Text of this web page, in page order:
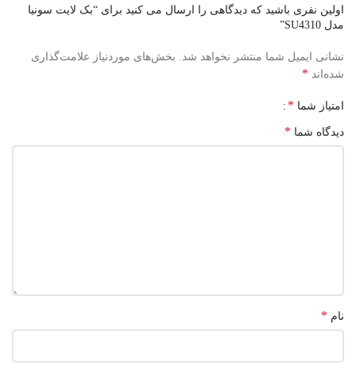
اولین نفری باشید که دیدگاهی را ارسال می کنید برای “بک لایت سونیا
مدل SU4310”
نشانی ایمیل شما منتشر نخواهد شد. بخش‌های موردنیاز علامت‌گذاری
شده‌اند *
امتیاز شما *
دیدگاه شما *
نام *